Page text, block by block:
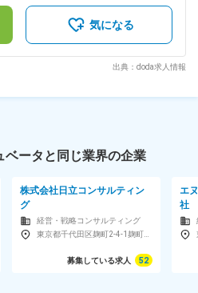
先端のイノベーション・ビジネスモ
ロジェクトにも挑戦可能 （2）スキ
感できる ・戦略×政策×技術 ・事業の
ャー≫シニアマネジャー≫執行役員 戦
縦割り化を助長させるようなインダス
型の戦略コンサルティングサービス
デュース」という視点・アプローチ
えて、組織自体も「事業創造のプラッ
下のケイパビリティを着実に蓄積して
サルティングで培われた構想力 ・既
ォリオ ・技術・政策に関する広範か
官公庁・ベンチャー起業家とのネット
の豊富な知見 ・事業再生・事業経営の
り、選考を通じて上下する可能性があ
定手当を含めた表記です。
気になる
出典：doda求人情報
ータと同じ業界の企業
株式会社日立コンサルティン
グ
経営・戦略コンサルティング
募集している求人 52
エ
社